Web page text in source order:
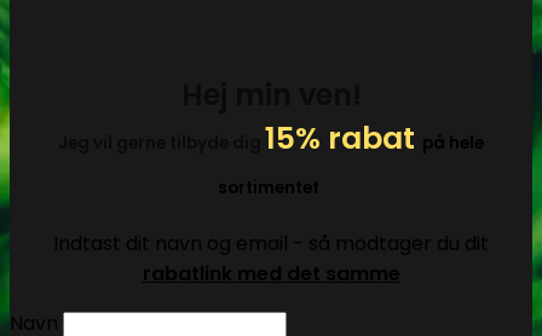
15% rabat på hele
sortimentet
Indtast dit navn og email - så modtager du dit
rabatlink med det samme
Navn